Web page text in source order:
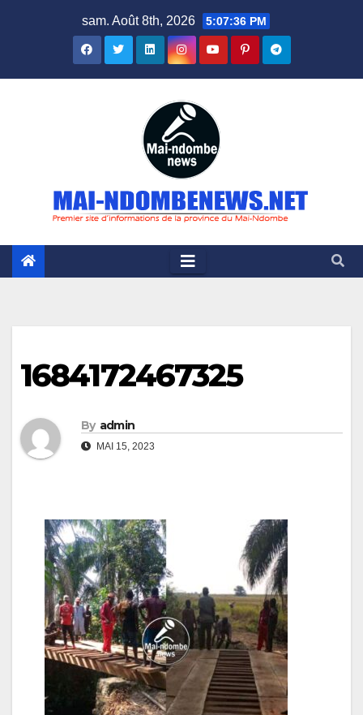
sam. Août 8th, 2026 5:07:37 PM
1684172467325
By admin
MAI 15, 2023